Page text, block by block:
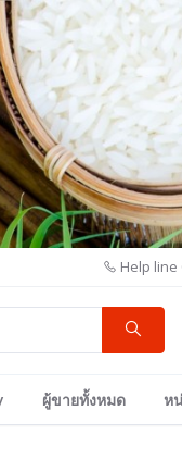
Help line
ผู้ขายทั้งหมด ห